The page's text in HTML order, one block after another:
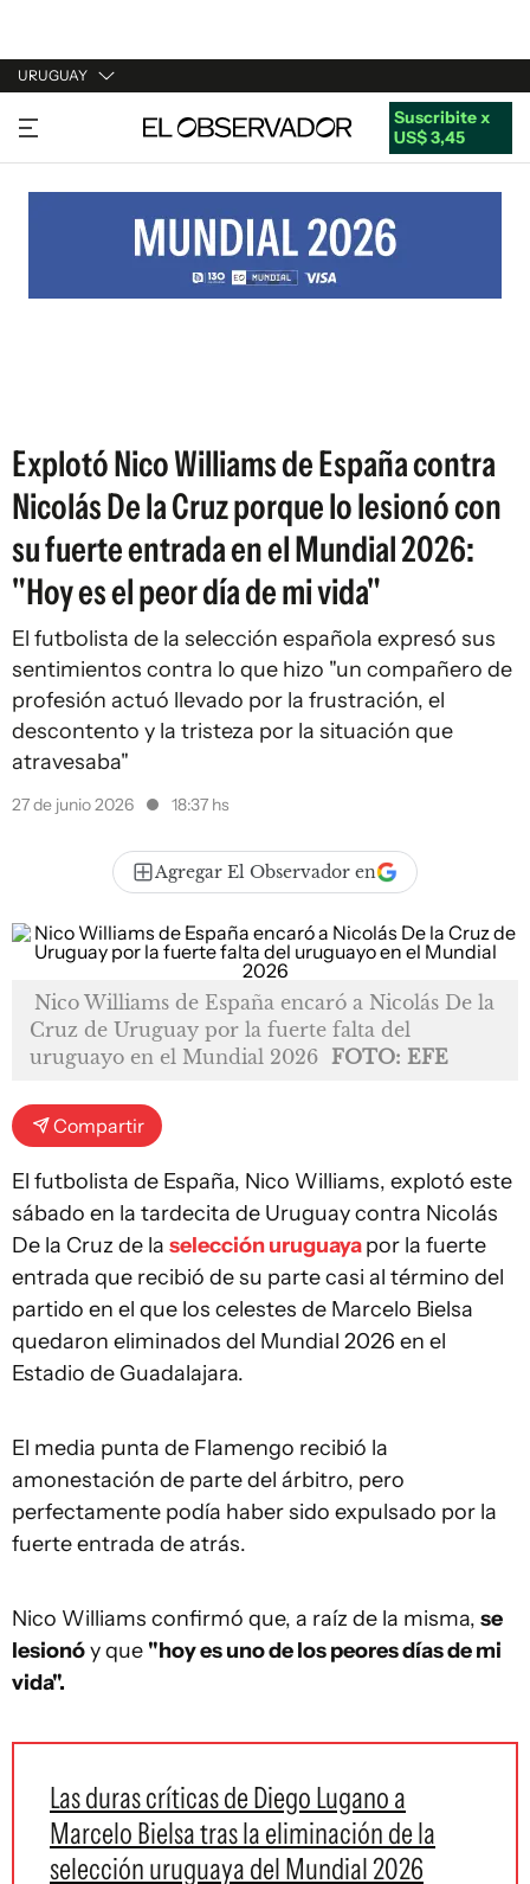
URUGUAY
URUGUAY
ARGENTINA
ESTADOS UNIDOS
Suscribite x
US$ 3,45
Explotó Nico Williams de España contra
Nicolás De la Cruz porque lo lesionó con
su fuerte entrada en el Mundial 2026:
"Hoy es el peor día de mi vida"
El futbolista de la selección española expresó sus
sentimientos contra lo que hizo "un compañero de
profesión actuó llevado por la frustración, el
descontento y la tristeza por la situación que
atravesaba"
27 de junio 2026 18:37 hs
Agregar El Observador en
Nico Williams de España encaró a Nicolás De la
Cruz de Uruguay por la fuerte falta del
uruguayo en el Mundial 2026 FOTO: EFE
Compartir
El futbolista de España, Nico Williams, explotó este
sábado en la tardecita de Uruguay contra Nicolás
De la Cruz de la selección uruguayapor la fuerte
entrada que recibió de su parte casi al término del
partido en el que los celestes de Marcelo Bielsa
quedaron eliminados del Mundial 2026 en el
Estadio de Guadalajara.
El media punta de Flamengo recibió la
amonestación de parte del árbitro, pero
perfectamente podía haber sido expulsado por la
fuerte entrada de atrás.
Nico Williams confirmó que, a raíz de la misma, se
lesionóy que "hoy es uno de los peores días de mi
vida".
Las duras críticas de Diego Lugano a
Marcelo Bielsa tras la eliminación de la
selección uruguaya del Mundial 2026